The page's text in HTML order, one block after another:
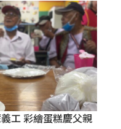
工 彩繪蛋糕慶父親